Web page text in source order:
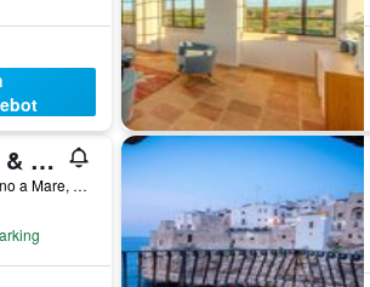
Borgobianco Resort & Spa Polignano - MGallery Collection
Contrada Casello Cavuzzi, Polignano a Mare, Provinz Bari, Italien